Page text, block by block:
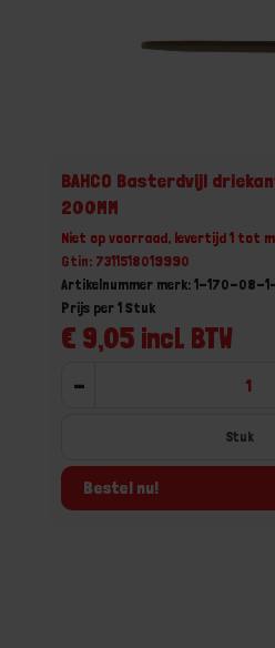
BAHCO Basterdvijl
200MM
Niet op voorraad, levertijd 1 tot
Gtin: 7311518019990
Artikelnummer merk: 1-170-08-
€ 9,05 incl. BTW
Prijs per 1 Stuk
-
Bestel nu!